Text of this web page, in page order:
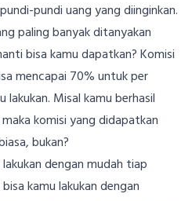
pundi uang yang diinginkan.
paling banyak ditanyakan
bisa kamu dapatkan? Komisi
mencapai 70% untuk per
lakukan. Misal kamu berhasil
komisi yang didapatkan
bukan?
dengan mudah tiap
kamu lakukan dengan